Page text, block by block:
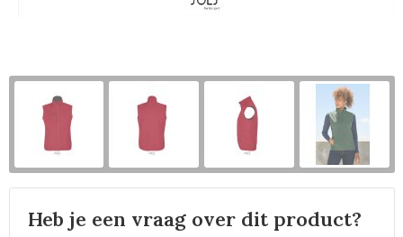
Heb je een vraag over dit product?